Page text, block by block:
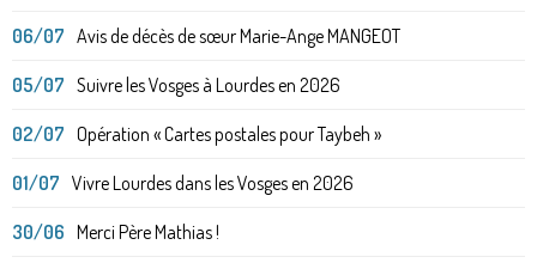
06/07 Avis de décès de sœur Marie-Ange MANGEOT
05/07 Suivre les Vosges à Lourdes en 2026
02/07 Opération « Cartes postales pour Taybeh »
01/07 Vivre Lourdes dans les Vosges en 2026
30/06 Merci Père Mathias !